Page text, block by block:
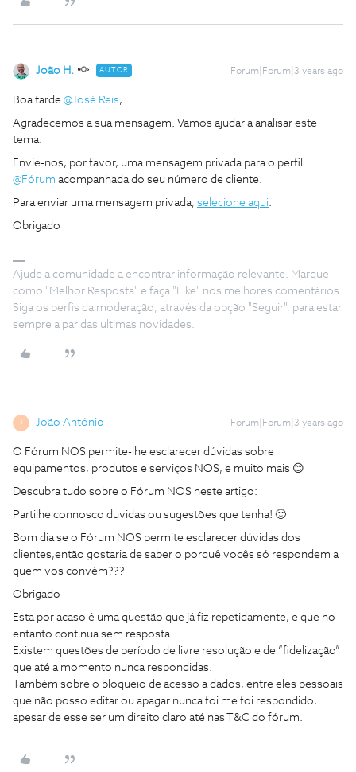
João H. AUTOR Forum|Forum|3 years ago
Boa tarde @José Reis,
Agradecemos a sua mensagem. Vamos ajudar a analisar este
tema.
Envie-nos, por favor, uma mensagem privada para o perfil
@Fórum acompanhada do seu número de cliente.
Para enviar uma mensagem privada, selecione aqui.
Obrigado
Ajude a comunidade a encontrar informação relevante. Marque
como "Melhor Resposta" e faça "Like" nos melhores comentários.
Siga os perfis da moderação, através da opção "Seguir", para estar
sempre a par das ultimas novidades.
J João António Forum|Forum|3 years ago
O Fórum NOS permite-lhe esclarecer dúvidas sobre
equipamentos, produtos e serviços NOS, e muito mais 😊
Descubra tudo sobre o Fórum NOS neste artigo:
Partilhe connosco duvidas ou sugestões que tenha! 🙂
Bom dia se o Fórum NOS permite esclarecer dúvidas dos
clientes,então gostaria de saber o porquê vocês só respondem a
quem vos convém???
Obrigado
Esta por acaso é uma questão que já fiz repetidamente, e que no
entanto continua sem resposta.
Existem questões de período de livre resolução e de “fidelização”
que até a momento nunca respondidas.
Também sobre o bloqueio de acesso a dados, entre eles pessoais
que não posso editar ou apagar nunca foi me foi respondido,
apesar de esse ser um direito claro até nas T&C do fórum.